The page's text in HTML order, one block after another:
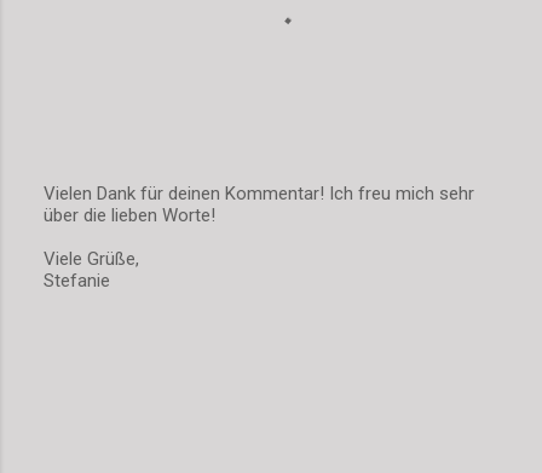
K
m
m
Vielen Dank für deinen Kommentar! Ich freu mich sehr
über die lieben Worte!
Viele Grüße,
Stefanie